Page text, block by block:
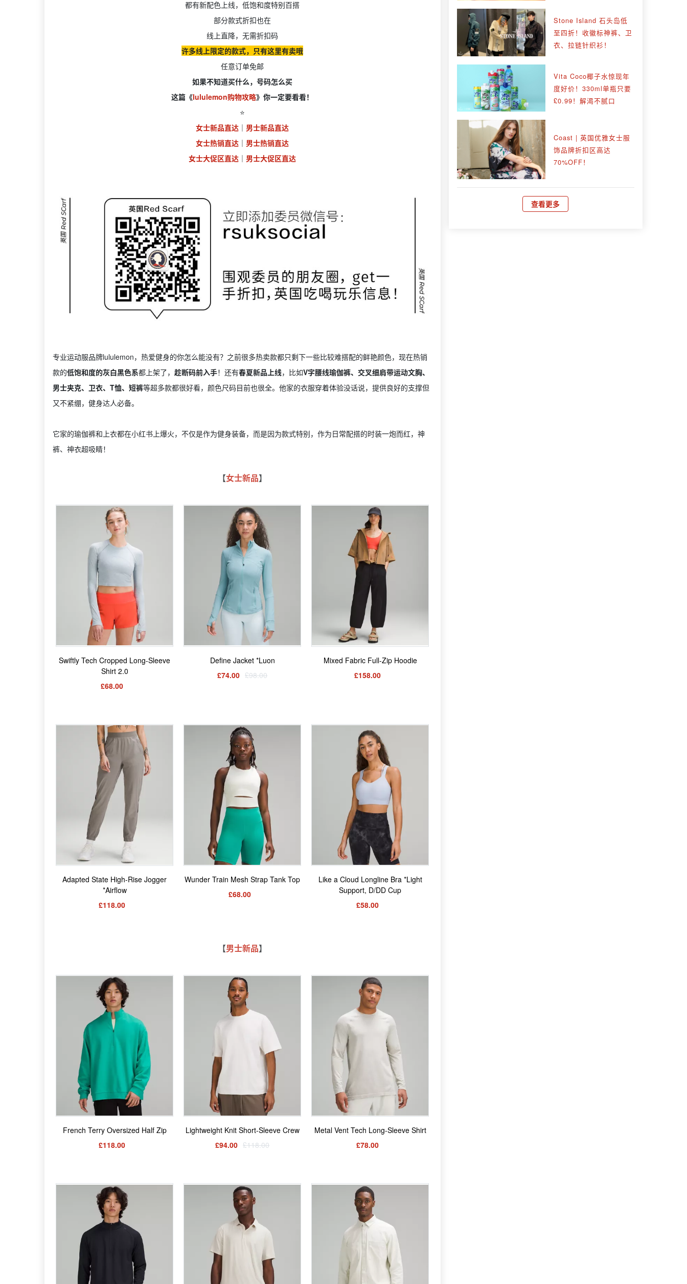
都有新配色上线，低饱和度特别百搭
部分款式折扣也在
线上直降，无需折扣码
许多线上限定的款式，只有这里有卖哦
任意订单免邮
如果不知道买什么，号码怎么买
这篇《lululemon购物攻略》你一定要看看！
⭐️
女士新品直达 ｜ 男士新品直达
女士热销直达 ｜ 男士热销直达
女士大促区直达 ｜ 男士大促区直达
专业运动服品牌lululemon，热爱健身的你怎么能没有？之前很多热卖款都只剩下一些比较难搭配的鲜艳颜色，现在热销
款的低饱和度的灰白黑色系都上架了， 趁断码前入手！还有春夏新品上线，比如V字腰线瑜伽裤、交叉细肩带运动文胸、
男士夹克、卫衣、T恤、短裤等超多款都很好看，颜色尺码目前也很全。他家的衣服穿着体验没话说，提供良好的支撑但
又不紧绷，健身达人必备。
它家的瑜伽裤和上衣都在小红书上爆火，不仅是作为健身装备，而是因为款式特别，作为日常配搭的时装一炮而红，神
裤、神衣超吸睛！
【女士新品】
Swiftly Tech Cropped Long-Sleeve
Shirt 2.0
£68.00
Define Jacket *Luon
£74.00 £98.00
Mixed Fabric Full-Zip Hoodie
£158.00
Adapted State High-Rise Jogger
*Airflow
£118.00
Wunder Train Mesh Strap Tank Top
£68.00
Like a Cloud Longline Bra *Light
Support, D/DD Cup
£58.00
【男士新品】
French Terry Oversized Half Zip
£118.00
Lightweight Knit Short-Sleeve Crew
£94.00 £118.00
Metal Vent Tech Long-Sleeve Shirt
£78.00
Stone Island 石头岛低
至四折！收徽标神裤、卫
衣、拉链针织衫！
Vita Coco椰子水惊现年
度好价！330ml单瓶只要
£0.99！解渴不腻口
Coast | 英国优雅女士服
饰品牌折扣区高达
70%OFF！
查看更多